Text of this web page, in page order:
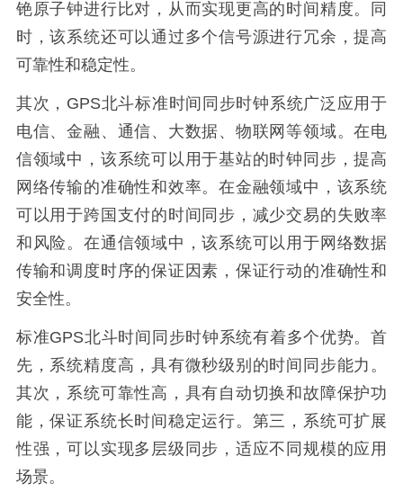
铯原子钟进行比对，从而实现更高的时间精度。同
时，该系统还可以通过多个信号源进行冗余，提高
可靠性和稳定性。
其次，GPS北斗标准时间同步时钟系统广泛应用于
电信、金融、通信、大数据、物联网等领域。在电
信领域中，该系统可以用于基站的时钟同步，提高
网络传输的准确性和效率。在金融领域中，该系统
可以用于跨国支付的时间同步，减少交易的失败率
和风险。在通信领域中，该系统可以用于网络数据
传输和调度时序的保证因素，保证行动的准确性和
安全性。
标准GPS北斗时间同步时钟系统有着多个优势。首
先，系统精度高，具有微秒级别的时间同步能力。
其次，系统可靠性高，具有自动切换和故障保护功
能，保证系统长时间稳定运行。第三，系统可扩展
性强，可以实现多层级同步，适应不同规模的应用
场景。